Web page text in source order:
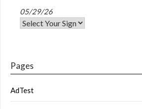
05/29/26
Pages
AdTest